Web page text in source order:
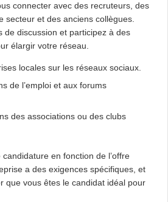
connecter avec des recruteurs, des
secteur et des anciens collègues.
de discussion et participez à des
élargir votre réseau.
locales sur les réseaux sociaux.
de l’emploi et aux forums
des associations ou des clubs
en fonction de l’offre
a des exigences spécifiques, et
que vous êtes le candidat idéal pour